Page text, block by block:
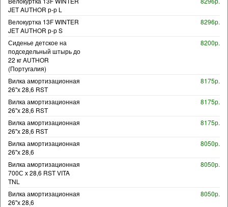
JET AUTHOR р-р L
Велокуртка 13F WINTER
JET AUTHOR р-р S
8296р.
Сиденье детское на
подседельный штырь до
22 кг AUTHOR
(Португалия)
8200р.
Вилка амортизационная
26"х 28,6 RST
8175р.
Вилка амортизационная
26"х 28,6 RST
8175р.
Вилка амортизационная
26"х 28,6 RST
8175р.
Вилка амортизационная
26"х 28,6
8050р.
Вилка амортизационная
700С х 28,6 RST VITA
TNL
8050р.
Вилка амортизационная
26"х 28,6
8050р.